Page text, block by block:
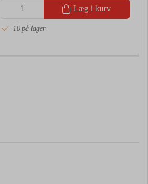
Læg i kurv
10 på lager